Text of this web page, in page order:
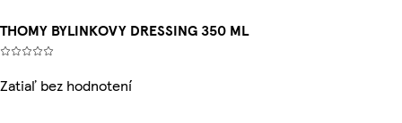
THOMY BYLINKOVY DRESSING 350 ML
Zatiaľ bez hodnotení